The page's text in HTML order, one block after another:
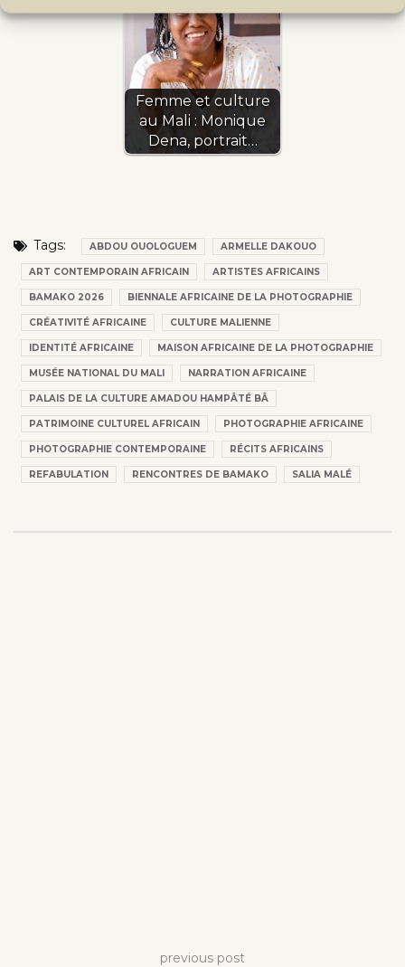
Femme et culture
au Mali : Monique
Dena, portrait…
Tags: ABDOU OUOLOGUEM ARMELLE DAKOUO
ART CONTEMPORAIN AFRICAIN ARTISTES AFRICAINS
BAMAKO 2026 BIENNALE AFRICAINE DE LA PHOTOGRAPHIE
CRÉATIVITÉ AFRICAINE CULTURE MALIENNE
IDENTITÉ AFRICAINE MAISON AFRICAINE DE LA PHOTOGRAPHIE
MUSÉE NATIONAL DU MALI NARRATION AFRICAINE
PALAIS DE LA CULTURE AMADOU HAMPÂTÉ BÂ
PATRIMOINE CULTUREL AFRICAIN PHOTOGRAPHIE AFRICAINE
PHOTOGRAPHIE CONTEMPORAINE RÉCITS AFRICAINS
REFABULATION RENCONTRES DE BAMAKO SALIA MALÉ
previous post